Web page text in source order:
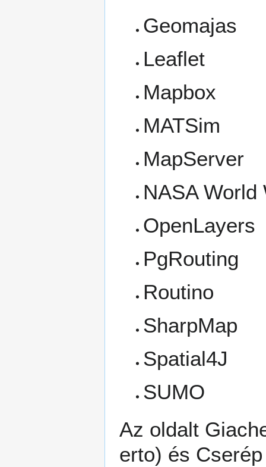
Geomajas
Leaflet
Mapbox
MATSim
MapServer
NASA World
OpenLayers
PgRouting
Routino
SharpMap
Spatial4J
SUMO
Az oldalt
és